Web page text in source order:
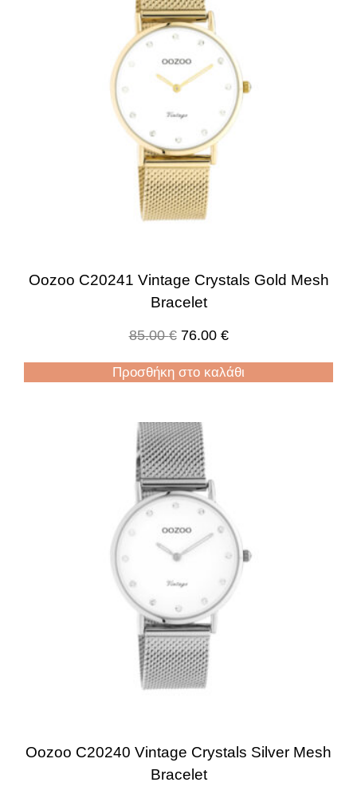
Oozoo C20241 Vintage Crystals Gold Mesh
Bracelet
85.00€ 76.00 €
Προσθήκη στο καλάθι
Oozoo C20240 Vintage Crystals Silver Mesh
Bracelet